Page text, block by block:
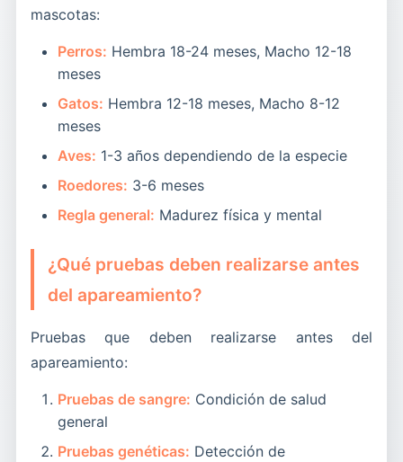
mascotas:
Perros: Hembra 18-24 meses, Macho 12-18
meses
Gatos: Hembra 12-18 meses, Macho 8-12
meses
Aves: 1-3 años dependiendo de la especie
Roedores: 3-6 meses
Regla general: Madurez física y mental
¿Qué pruebas deben realizarse antes
del apareamiento?
Pruebas que deben realizarse antes del
apareamiento:
Pruebas de sangre: Condición de salud
general
Pruebas genéticas: Detección de